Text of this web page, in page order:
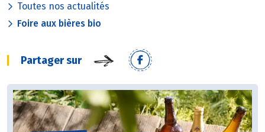
Toutes nos actualités
Foire aux bières bio
Partager sur